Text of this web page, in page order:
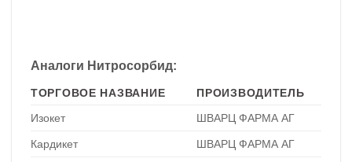
Аналоги Нитросорбид:
ТОРГОВОЕ НАЗВАНИЕ
ПРОИЗВОДИТЕЛЬ
Изокет
ШВАРЦ ФАРМА АГ
Кардикет ШВАРЦ ФАРМА АГ